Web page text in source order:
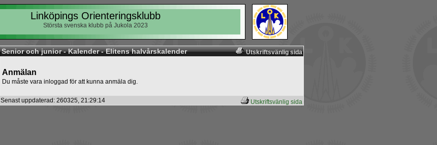
Linköpings Orienteringsklubb
Största svenska klubb på Jukola 2023
Utskriftsvänlig sida
Senior och junior - Kalender - Elitens halvårskalender
Anmälan
Du måste vara inloggad för att kunna anmäla dig.
Utskriftsvänlig sida
Senast uppdaterad: 260325, 21:29:14